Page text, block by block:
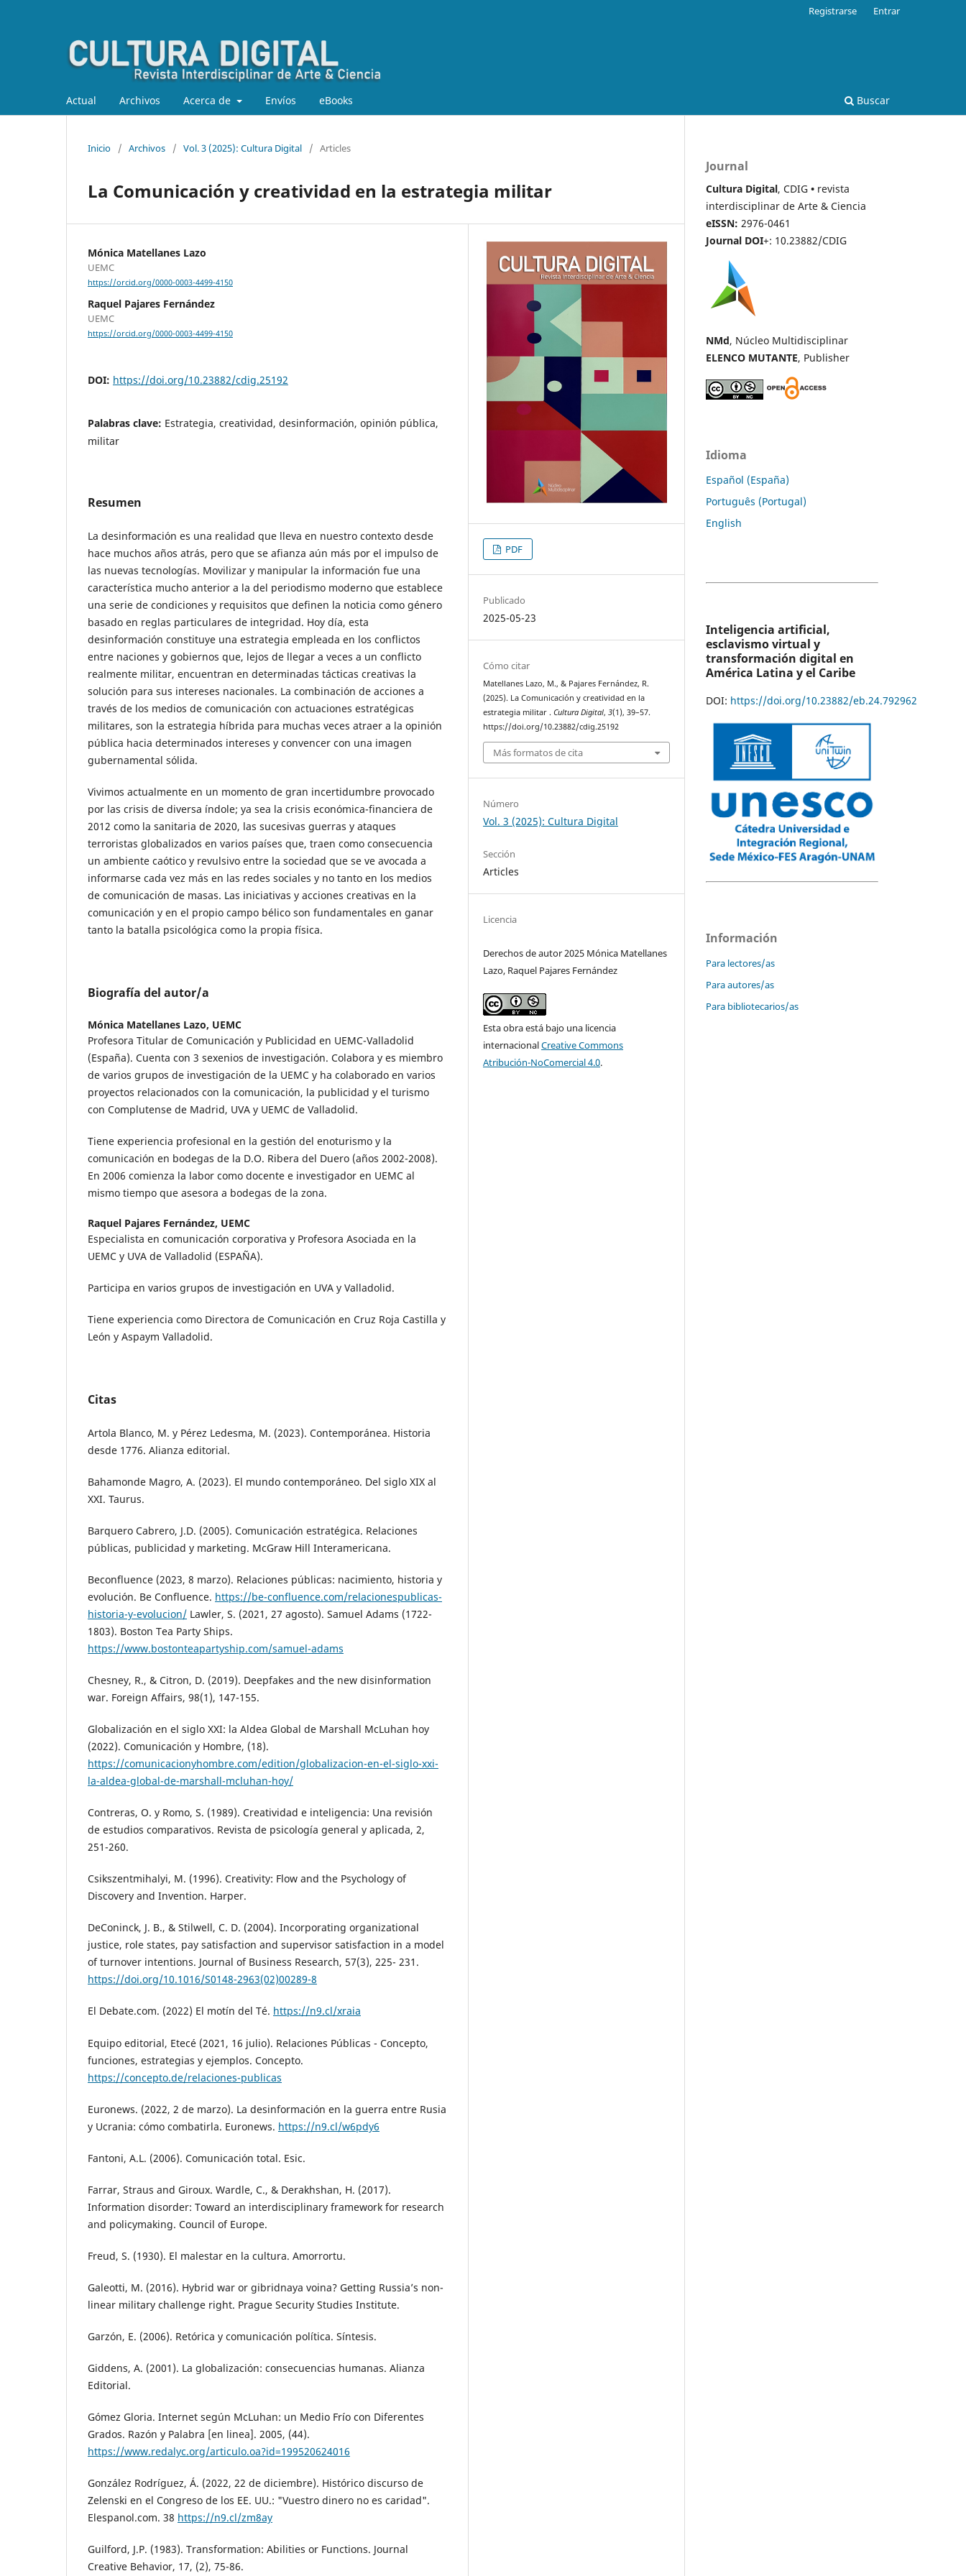
Actual Archivos Acerca de Envíos eBooks Buscar
Registrarse Entrar
Inicio / Archivos / Vol. 3 (2025): Cultura Digital / Articles
La Comunicación y creatividad en la estrategia militar
Mónica Matellanes Lazo
UEMC
https://orcid.org/0000-0003-4499-4150
Raquel Pajares Fernández
UEMC
https://orcid.org/0000-0003-4499-4150
DOI: https://doi.org/10.23882/cdig.25192
Palabras clave: Estrategia, creatividad, desinformación, opinión pública,
militar
Resumen
La desinformación es una realidad que lleva en nuestro contexto desde
hace muchos años atrás, pero que se afianza aún más por el impulso de
las nuevas tecnologías. Movilizar y manipular la información fue una
característica mucho anterior a la del periodismo moderno que establece
una serie de condiciones y requisitos que definen la noticia como género
basado en reglas particulares de integridad. Hoy día, esta
desinformación constituye una estrategia empleada en los conflictos
entre naciones y gobiernos que, lejos de llegar a veces a un conflicto
realmente militar, encuentran en determinadas tácticas creativas la
solución para sus intereses nacionales. La combinación de acciones a
través de los medios de comunicación con actuaciones estratégicas
militares, son la estrategia híbrida para muchas veces atraer a la opinión
pública hacia determinados intereses y convencer con una imagen
gubernamental sólida.
Vivimos actualmente en un momento de gran incertidumbre provocado
por las crisis de diversa índole; ya sea la crisis económica-financiera de
2012 como la sanitaria de 2020, las sucesivas guerras y ataques
terroristas globalizados en varios países que, traen como consecuencia
un ambiente caótico y revulsivo entre la sociedad que se ve avocada a
informarse cada vez más en las redes sociales y no tanto en los medios
de comunicación de masas. Las iniciativas y acciones creativas en la
comunicación y en el propio campo bélico son fundamentales en ganar
tanto la batalla psicológica como la propia física.
Biografía del autor/a
Mónica Matellanes Lazo, UEMC
Profesora Titular de Comunicación y Publicidad en UEMC-Valladolid
(España). Cuenta con 3 sexenios de investigación. Colabora y es miembro
de varios grupos de investigación de la UEMC y ha colaborado en varios
proyectos relacionados con la comunicación, la publicidad y el turismo
con Complutense de Madrid, UVA y UEMC de Valladolid.
Tiene experiencia profesional en la gestión del enoturismo y la
comunicación en bodegas de la D.O. Ribera del Duero (años 2002-2008).
En 2006 comienza la labor como docente e investigador en UEMC al
mismo tiempo que asesora a bodegas de la zona.
Raquel Pajares Fernández, UEMC
Especialista en comunicación corporativa y Profesora Asociada en la
UEMC y UVA de Valladolid (ESPAÑA).
Participa en varios grupos de investigación en UVA y Valladolid.
Tiene experiencia como Directora de Comunicación en Cruz Roja Castilla y
León y Aspaym Valladolid.
Citas
Artola Blanco, M. y Pérez Ledesma, M. (2023). Contemporánea. Historia
desde 1776. Alianza editorial.
Bahamonde Magro, A. (2023). El mundo contemporáneo. Del siglo XIX al
XXI. Taurus.
Barquero Cabrero, J.D. (2005). Comunicación estratégica. Relaciones
públicas, publicidad y marketing. McGraw Hill Interamericana.
Beconfluence (2023, 8 marzo). Relaciones públicas: nacimiento, historia y
evolución. Be Confluence. https://be-confluence.com/relacionespublicas-
historia-y-evolucion/ Lawler, S. (2021, 27 agosto). Samuel Adams (1722-
1803). Boston Tea Party Ships.
https://www.bostonteapartyship.com/samuel-adams
Chesney, R., & Citron, D. (2019). Deepfakes and the new disinformation
war. Foreign Affairs, 98(1), 147-155.
Globalización en el siglo XXI: la Aldea Global de Marshall McLuhan hoy
(2022). Comunicación y Hombre, (18).
https://comunicacionyhombre.com/edition/globalizacion-en-el-siglo-xxi-
la-aldea-global-de-marshall-mcluhan-hoy/
Contreras, O. y Romo, S. (1989). Creatividad e inteligencia: Una revisión
de estudios comparativos. Revista de psicología general y aplicada, 2,
251-260.
Csikszentmihalyi, M. (1996). Creativity: Flow and the Psychology of
Discovery and Invention. Harper.
DeConinck, J. B., & Stilwell, C. D. (2004). Incorporating organizational
justice, role states, pay satisfaction and supervisor satisfaction in a model
of turnover intentions. Journal of Business Research, 57(3), 225- 231.
https://doi.org/10.1016/S0148-2963(02)00289-8
El Debate.com. (2022) El motín del Té. https://n9.cl/xraia
Equipo editorial, Etecé (2021, 16 julio). Relaciones Públicas - Concepto,
funciones, estrategias y ejemplos. Concepto.
https://concepto.de/relaciones-publicas
Euronews. (2022, 2 de marzo). La desinformación en la guerra entre Rusia
y Ucrania: cómo combatirla. Euronews. https://n9.cl/w6pdy6
Fantoni, A.L. (2006). Comunicación total. Esic.
Farrar, Straus and Giroux. Wardle, C., & Derakhshan, H. (2017).
Information disorder: Toward an interdisciplinary framework for research
and policymaking. Council of Europe.
Freud, S. (1930). El malestar en la cultura. Amorrortu.
Galeotti, M. (2016). Hybrid war or gibridnaya voina? Getting Russia’s non-
linear military challenge right. Prague Security Studies Institute.
Garzón, E. (2006). Retórica y comunicación política. Síntesis.
Giddens, A. (2001). La globalización: consecuencias humanas. Alianza
Editorial.
Gómez Gloria. Internet según McLuhan: un Medio Frío con Diferentes
Grados. Razón y Palabra [en linea]. 2005, (44).
https://www.redalyc.org/articulo.oa?id=199520624016
González Rodríguez, Á. (2022, 22 de diciembre). Histórico discurso de
Zelenski en el Congreso de los EE. UU.: "Vuestro dinero no es caridad".
Elespanol.com. 38 https://n9.cl/zm8ay
Guilford, J.P. (1983). Transformation: Abilities or Functions. Journal
Creative Behavior, 17, (2), 75-86.
PDF
Publicado
2025-05-23
Cómo citar
Matellanes Lazo, M., & Pajares Fernández, R.
(2025). La Comunicación y creatividad en la
estrategia militar .Cultura Digital,3(1), 39–57.
https://doi.org/10.23882/cdig.25192
Más formatos de cita
Número
Vol. 3 (2025): Cultura Digital
Sección
Articles
Licencia
Derechos de autor 2025 Mónica Matellanes
Lazo, Raquel Pajares Fernández
Esta obra está bajo una licencia
internacionalCreative Commons
Atribución-NoComercial 4.0.
Journal
Cultura Digital, CDIG • revista
interdisciplinar de Arte & Ciencia
eISSN: 2976-0461
Journal DOI+: 10.23882/CDIG
NMd, Núcleo Multidisciplinar
ELENCO MUTANTE, Publisher
Idioma
Español (España)
Português (Portugal)
English
Inteligencia artificial,
esclavismo virtual y
transformación digital en
América Latina y el Caribe
DOI: https://doi.org/10.23882/eb.24.792962
Información
Para lectores/as
Para autores/as
Para bibliotecarios/as